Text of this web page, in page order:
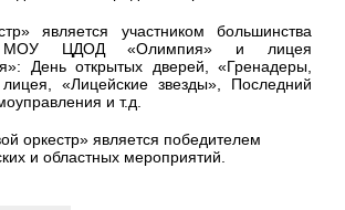
является участником большинства
МОУ ЦДОД «Олимпия» и лицея
День открытых дверей, «Гренадеры,
«Лицейские звезды», Последний
и т.д.
оркестр» является победителем
и областных мероприятий.